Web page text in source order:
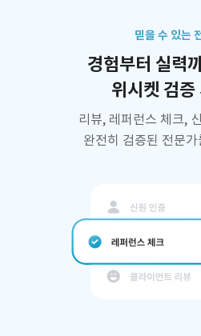
믿을 수 있는
경험부터 실력
위시켓 검증
리뷰, 레퍼런스 체크,
완전히 검증된 전문